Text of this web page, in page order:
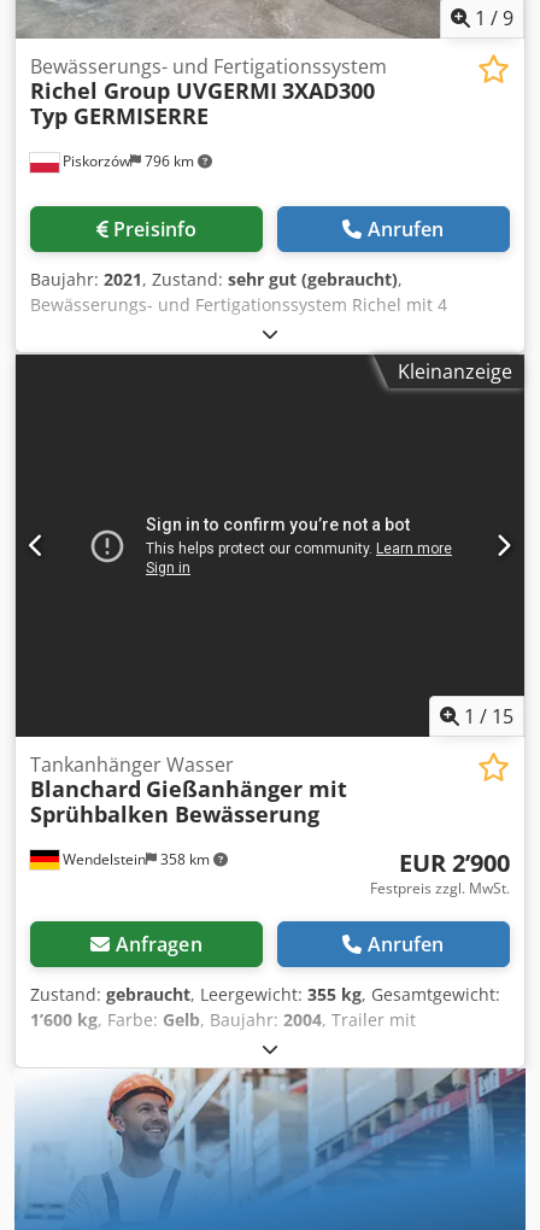
1 /9
Piskorzów 796 km
Bewässerungs- und Fertigationssystem
Richel Group UVGERMI 3XAD300
Typ GERMISERRE
Preisinfo Anrufen
Baujahr: 2021, Zustand: sehr gut (gebraucht),
Bewässerungs- und Fertigationssystem Richel mit 4
vertikale Kreiselpumpen WILO Typ: Helix. Mischeinheit :
12m3/h 1 Kläranlage Fabrikat : UVGERMI Dcjdpfxoupwhzs
Acnok Typ: 3XAD300. mit Wasserfilter Hectron AG 100 1
Kleinanzeige
1 / 15
Wendelstein 358 km
Tankanhänger Wasser
Blanchard Gießanhänger mit
Sprühbalken Bewässerung
EUR 2’900
Festpreis zzgl. MwSt.
Anfragen Anrufen
Zustand: gebraucht, Leergewicht: 355 kg, Gesamtgewicht:
1’600 kg, Farbe: Gelb, Baujahr: 2004, Trailer mit
Wasserfass: + Blanchard + EZ: 16.02.2004 + Zugdeichsel
höhenverstellbar + PKW-Kupplung + 1-Achser +
Leergewicht: 355kg; zul. GG: 1.600kg + 1.000l Wasserfass +
2x Hatz-Diesel Motor mit E-Start -> 1B30, 7PS mit Pumpe
und Sprühbalken -> 1B40, 9,8PS mit Pumpe (bringt kleinen
Druck) & Haspel Dcsdjy E Raropfx Acnsk Alle neu
eingestellten Fahrzeuge per Email erhalten – melden Sie
sich bei unserem NEWSLETTER an! Irrtümer und